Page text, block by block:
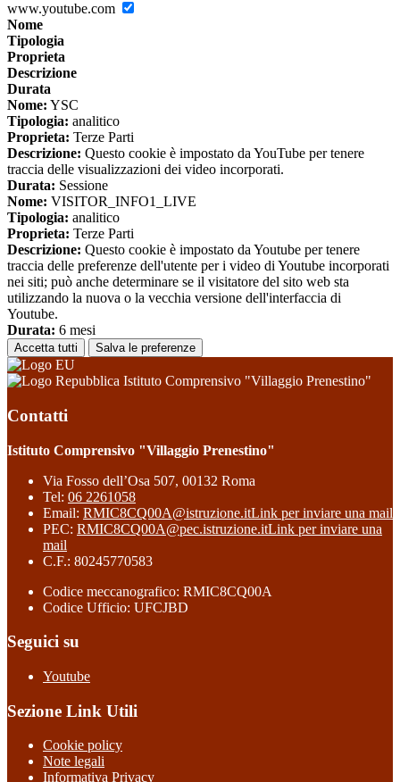
www.youtube.com
Nome
Tipologia
Proprieta
Descrizione
Durata
Nome: YSC
Tipologia: analitico
Proprieta: Terze Parti
Descrizione: Questo cookie è impostato da YouTube per tenere
traccia delle visualizzazioni dei video incorporati.
Durata: Sessione
Nome: VISITOR_INFO1_LIVE
Tipologia: analitico
Proprieta: Terze Parti
Descrizione: Questo cookie è impostato da Youtube per tenere
traccia delle preferenze dell'utente per i video di Youtube incorporati
nei siti; può anche determinare se il visitatore del sito web sta
utilizzando la nuova o la vecchia versione dell'interfaccia di
Youtube.
Durata: 6 mesi
Accetta tutti Salva le preferenze
Istituto Comprensivo "Villaggio Prenestino"
Contatti
Istituto Comprensivo "Villaggio Prenestino"
Via Fosso dell’Osa 507, 00132 Roma
Tel: 06 2261058
Email: RMIC8CQ00A@istruzione.itLink per inviare una mail
PEC: RMIC8CQ00A@pec.istruzione.itLink per inviare una
mail
C.F.: 80245770583
Codice meccanografico: RMIC8CQ00A
Codice Ufficio: UFCJBD
Seguici su
Youtube
Sezione Link Utili
Cookie policy
Note legali
Informativa Privacy